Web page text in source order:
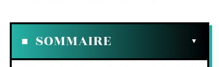
SOMMAIRE